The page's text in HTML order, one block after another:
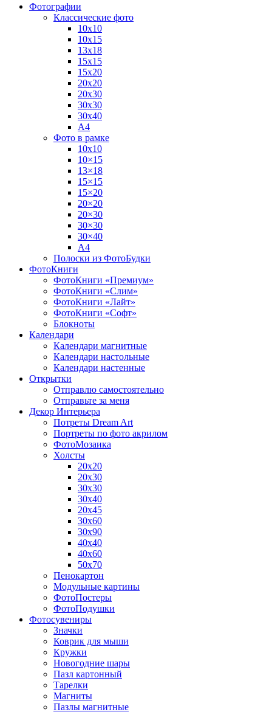
Фотографии
Классические фото
10х10
10х15
13х18
15х15
15х20
20х20
20х30
30х30
30х40
А4
Фото в рамке
10х10
10×15
13×18
15×15
15×20
20×20
20×30
30×30
30×40
A4
Полоски из ФотоБудки
ФотоКниги
ФотоКниги «Премиум»
ФотоКниги «Слим»
ФотоКниги «Лайт»
ФотоКниги «Софт»
Блокноты
Календари
Календари магнитные
Календари настольные
Календари настенные
Открытки
Отправлю самостоятельно
Отправьте за меня
Декор Интерьера
Потреты Dream Art
Портреты по фото акрилом
ФотоМозаика
Холсты
20х20
20х30
30х30
30х40
20х45
30х60
30х90
40х40
40х60
50х70
Пенокартон
Модульные картины
ФотоПостеры
ФотоПодушки
Фотоcувениры
Значки
Коврик для мыши
Кружки
Новогодние шары
Пазл картонный
Тарелки
Магниты
Пазлы магнитные